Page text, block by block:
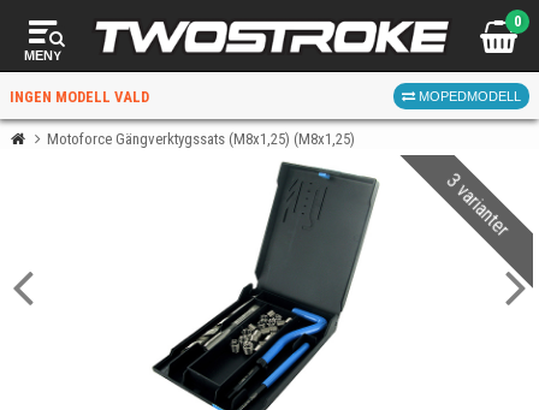
MENY
0
INGEN MODELL VALD MOPEDMODELL
FÖR RÄTT DELAR
Motoforce Gängverktygssats (M8x1,25) (M8x1,25)
3 varianter